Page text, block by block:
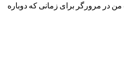
من در مرورگر برای زمانی که دوباره